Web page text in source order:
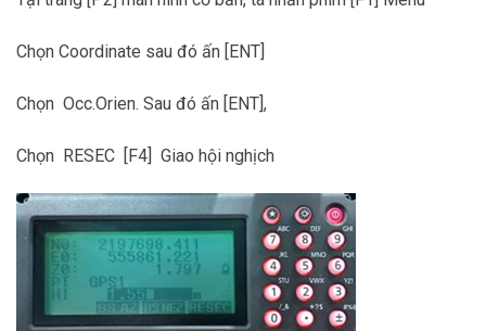
Chọn Coordinate sau đó ấn [ENT]
Chọn Occ.Orien. Sau đó ấn [ENT],
Chọn RESEC [F4] Giao hội nghịch